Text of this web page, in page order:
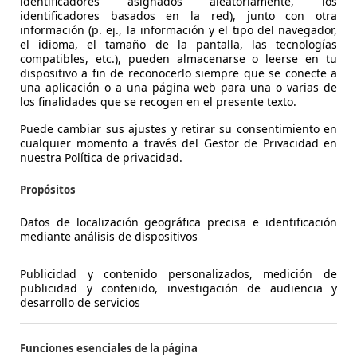
85kW 85 KW (115 PS)
70 KW (95 PS)
85 KW (115 PS)
85 KW (115 PS)
9 mostrar más variantes
66 KW (90 PS) Ø 5.0 l/100km 5.4
66 KW (90 PS) Ø 5.0 l/100km 5.4
66 KW (90 PS)
66 KW (90 PS) Ø 5.0 l/100km 5.4
Maletero: 467 - 1410 litros
Mostrar variantes
70 KW (95 PS) Ø 5.0 l/100km
81 KW (110 PS)
85 KW (116 PS)
Potencia:
Maletero: 467 - 1410 litros
Mostrar variantes
de la información.
identificadores basados en la red), junto con otra
información (p. ej., la información y el tipo del navegador,
el idioma, el tamaño de la pantalla, las tecnologías
compatibles, etc.), pueden almacenarse o leerse en tu
dispositivo a fin de reconocerlo siempre que se conecte a
una aplicación o a una página web para una o varias de
los finalidades que se recogen en el presente texto.
Puede cambiar sus ajustes y retirar su consentimiento en
cualquier momento a través del Gestor de Privacidad en
nuestra Política de privacidad.
Propósitos
Datos de localización geográfica precisa e identificación
mediante análisis de dispositivos
Publicidad y contenido personalizados, medición de
publicidad y contenido, investigación de audiencia y
desarrollo de servicios
Funciones esenciales de la página